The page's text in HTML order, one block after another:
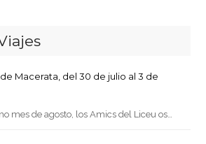
Macerata, del 30 de julio al 3 de
mes de agosto, los Amics del Liceu os…